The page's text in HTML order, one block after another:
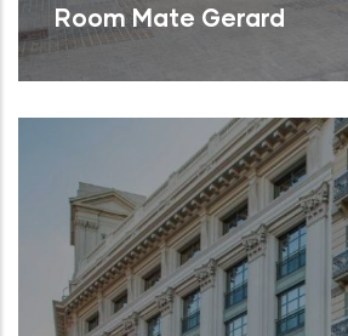
Room Mate Gerard